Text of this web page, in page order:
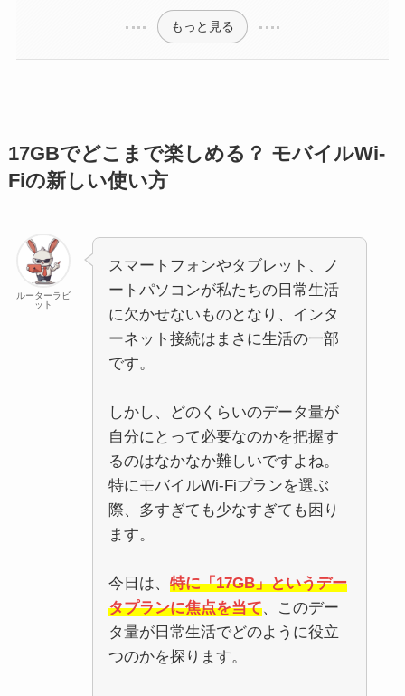
もっと見る
17GBでどこまで楽しめる？ モバイルWi-
Fiの新しい使い方
ルーターラビ
ット
スマートフォンやタブレット、ノ
ートパソコンが私たちの日常生活
に欠かせないものとなり、インタ
ーネット接続はまさに生活の一部
です。
しかし、どのくらいのデータ量が
自分にとって必要なのかを把握す
るのはなかなか難しいですよね。
特にモバイルWi-Fiプランを選ぶ
際、多すぎても少なすぎても困り
ます。
今日は、 特に「17GB」というデー
タプランに焦点を当て、このデー
タ量が日常生活でどのように役立
つのかを探ります。